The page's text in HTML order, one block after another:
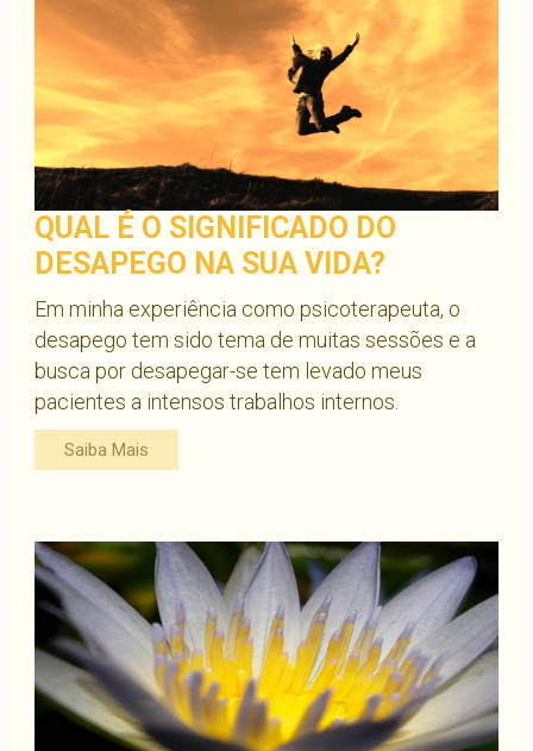
QUAL É O SIGNIFICADO DO
DESAPEGO NA SUA VIDA?
Em minha experiência como psicoterapeuta, o
desapego tem sido tema de muitas sessões e a
busca por desapegar-se tem levado meus
pacientes a intensos trabalhos internos.
Saiba Mais